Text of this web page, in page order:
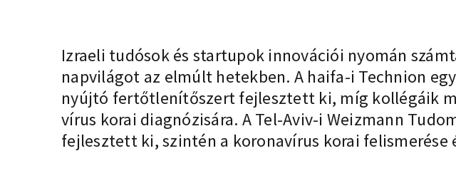
Izraeli tudósok és startupok innovációi nyomán
napvilágot az elmúlt hetekben. A haifa-i Technion
nyújtó fertőtlenítőszert fejlesztett ki, míg kollégáik
vírus korai diagnózisára. A Tel-Aviv-i Weizmann
fejlesztett ki, szintén a koronavírus korai felismerése